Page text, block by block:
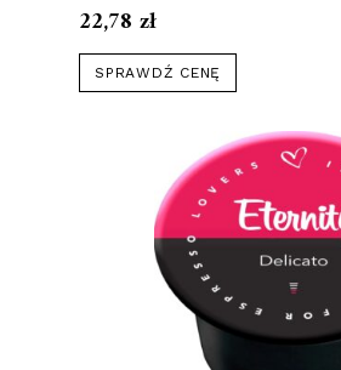
22,78zł
SPRAWDŹ CENĘ